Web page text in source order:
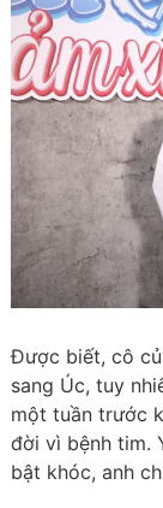
Được biết, cô
sang Úc, tuy
một tuần trước
đời vì bệnh tim.
bật khóc, anh